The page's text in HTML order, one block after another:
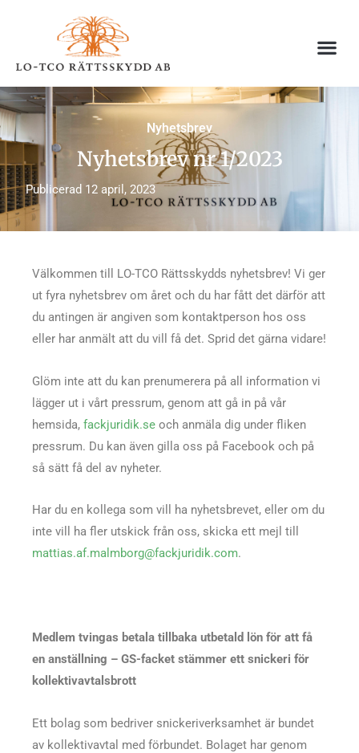
Nyhetsbrev
Nyhetsbrev nr 1/2023
Publicerad 12 april, 2023
Välkommen till LO-TCO Rättsskydds nyhetsbrev! Vi ger
ut fyra nyhetsbrev om året och du har fått det därför att
du antingen är angiven som kontaktperson hos oss
eller har anmält att du vill få det. Sprid det gärna vidare!
Glöm inte att du kan prenumerera på all information vi
lägger ut i vårt pressrum, genom att gå in på vår
hemsida, fackjuridik.se och anmäla dig under fliken
pressrum. Du kan även gilla oss på Facebook och på
så sätt få del av nyheter.
Har du en kollega som vill ha nyhetsbrevet, eller om du
inte vill ha fler utskick från oss, skicka ett mejl till
mattias.af.malmborg@fackjuridik.com.
Medlem tvingas betala tillbaka utbetald lön för att få
en anställning – GS-facket stämmer ett snickeri för
kollektivavtalsbrott
Ett bolag som bedriver snickeriverksamhet är bundet
av kollektivavtal med förbundet. Bolaget har genom